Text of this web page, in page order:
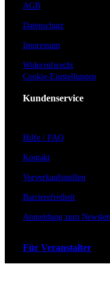
AGB
Datenschutz
Impressum
Widerrufsrecht
Cookie-Einstellungen
Kundenservice
Hilfe / FAQ
Kontakt
Vorverkaufsstellen
Barrierefreiheit
Anmeldung zum
Für Veranstalter